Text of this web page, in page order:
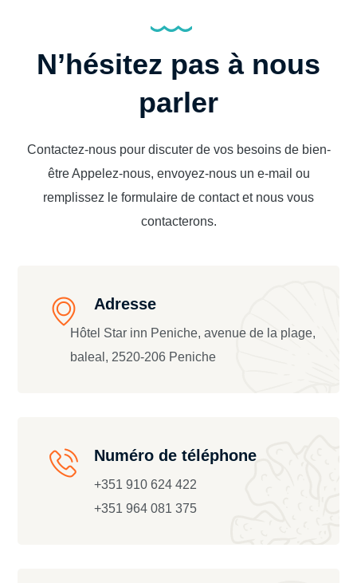
N’hésitez pas à nous
parler
Contactez-nous pour discuter de vos besoins de bien-
être Appelez-nous, envoyez-nous un e-mail ou
remplissez le formulaire de contact et nous vous
contacterons.
Adresse
Hôtel Star inn Peniche, avenue de la plage,
baleal, 2520-206 Peniche
Numéro de téléphone
+351 910 624 422
+351 964 081 375